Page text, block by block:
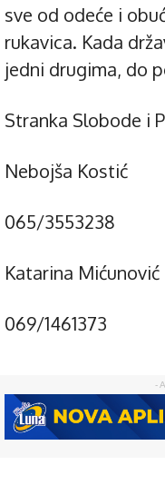
sve od odeće i
rukavica. Kada
jedni drugima, do
Stranka Slobode i
Nebojša Kostić
065/3553238
Katarina Mićunović
069/1461373
-